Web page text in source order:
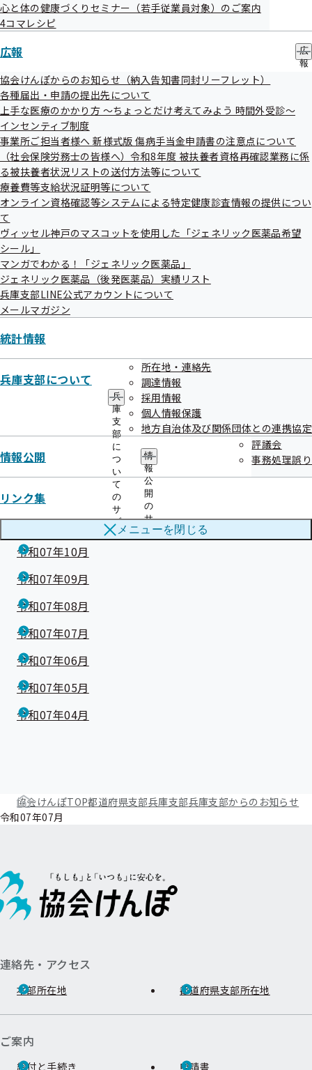
心と体の健康づくりセミナー（若手従業員対象）のご案内
4コマレシピ
広報
広
報
ー
協会けんぽからのお知らせ（納入告知書同封リーフレット）
各種届出・申請の提出先について
上手な医療のかかり方 ～ちょっとだけ考えてみよう 時間外受診～
インセンティブ制度
事業所ご担当者様へ 新様式版 傷病手当金申請書の注意点について
（社会保険労務士の皆様へ）令和8年度 被扶養者資格再確認業務に係
る被扶養者状況リストの送付方法等について
療養費等支給状況証明等について
オンライン資格確認等システムによる特定健康診査情報の提供につい
て
ヴィッセル神戸のマスコットを使用した「ジェネリック医薬品希望
シール」
マンガでわかる！「ジェネリック医薬品」
ジェネリック医薬品（後発医薬品）実績リスト
兵庫支部LINE公式アカウントについて
メールマガジン
統計情報
兵庫支部について
兵
庫
支
部
に
つ
い
て
の
サ
ブ
メ
所在地・連絡先
調達情報
採用情報
個人情報保護
地方自治体及び関係団体との連携協定
情報公開
情
報
公
開
の
サ
ブ
メ
評議会
事務処理誤り
リンク集
メニューを閉じる
令和07年07月07日
トカラ列島近海を震源とする地震関連情報
令和07年07月04日
日本年金機構が納入告知書等に同封しているリーフレットの
同封誤りについて
令和07年07月04日
2024（令和6）年度協会けんぽの決算見込みについて
過去のお知らせ一覧
令和08年07月
令和08年06月
令和08年05月
令和07年12月
令和07年11月
令和07年10月
令和07年09月
令和07年08月
令和07年07月
令和07年06月
令和07年05月
令和07年04月
協会けんぽTOP都道府県支部兵庫支部兵庫支部からのお知らせ
令和07年07月
連絡先・アクセス
本部所在地 都道府県支部所在地
ご案内
給付と手続き 申請書